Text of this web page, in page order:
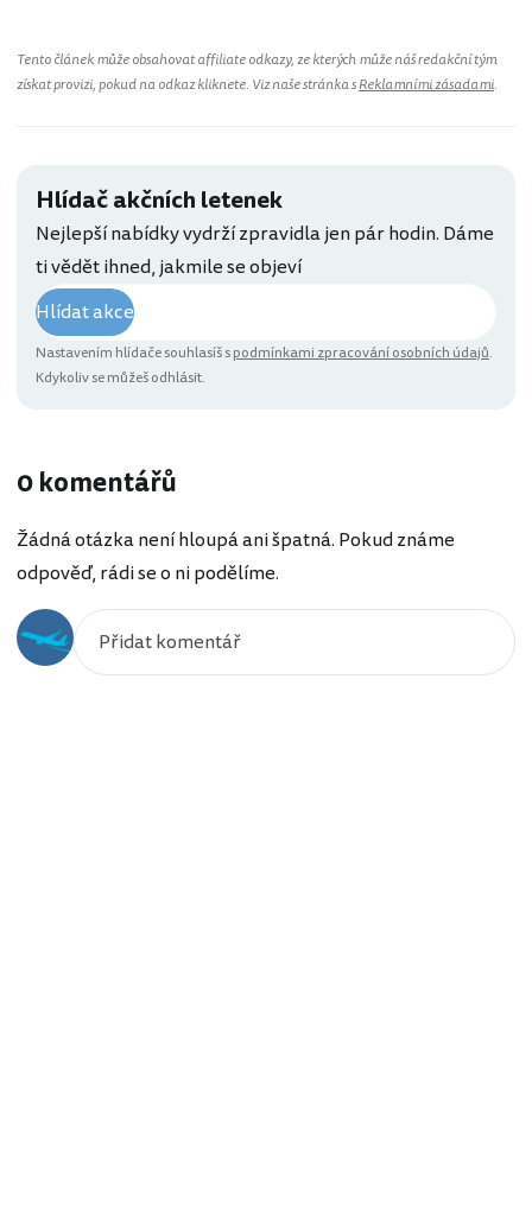
Tento článek může obsahovat affiliate odkazy, ze kterých může náš redakční tým
získat provizi, pokud na odkaz kliknete. Viz naše stránka sReklamními zásadami.
Hlídač akčních letenek
Nejlepší nabídky vydrží zpravidla jen pár hodin. Dáme
ti vědět ihned, jakmile se objeví
Hlídat akce
Nastavením hlídače souhlasíš spodmínkami zpracování osobních údajů.
Kdykoliv se můžeš odhlásit.
0 komentářů
Žádná otázka není hloupá ani špatná. Pokud známe
odpověď, rádi se o ni podělíme.